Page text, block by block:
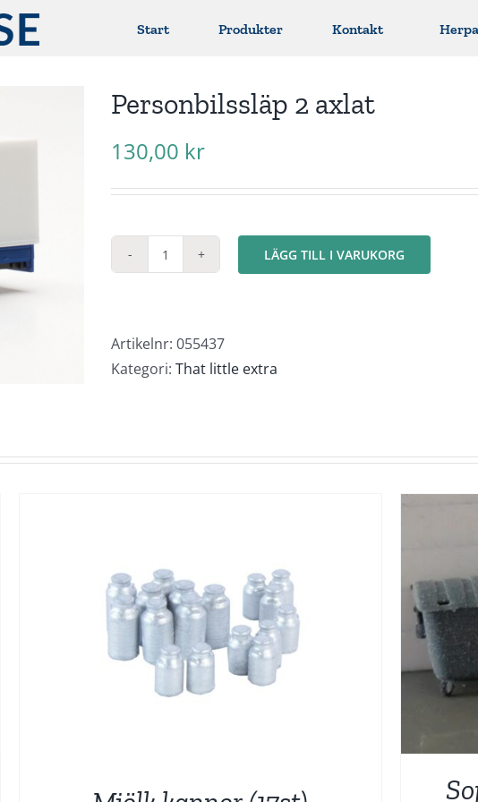
Start Produkter Kontakt
Personbilssläp 2 axlat
130,00 kr
Personbilssläp
mängd
LÄGG TILL I VARUKORG
Artikelnr: 055437
Kategori: That little extra